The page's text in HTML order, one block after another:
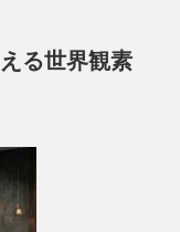
る世界観素